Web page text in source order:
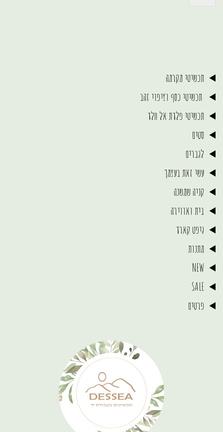
תכשיטי מקרמה
תכשיטי כסף וציפוי זהב
תכשיטי פלדת אל חלד
סטים
לגברים
עשי זאת בעצמך
קניה שמשנה
בית ואווירה
גיפט קארד
מתנות
NEW
SALE
פרטים